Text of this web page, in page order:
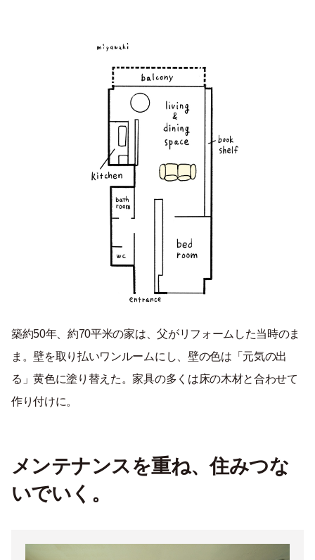
築約50年、約70平米の家は、父がリフォームした当時のま
ま。壁を取り払いワンルームにし、壁の色は「元気の出
る」黄色に塗り替えた。家具の多くは床の木材と合わせて
作り付けに。
メンテナンスを重ね、住みつな
いでいく。